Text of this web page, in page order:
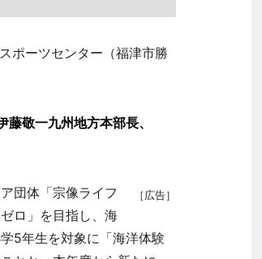
ポーツセンター（福津市勝
敬一九州地方本部長、
［広告］
団体「宗像ライフ
ロ」を目指し、海
5年生を対象に「海洋体験